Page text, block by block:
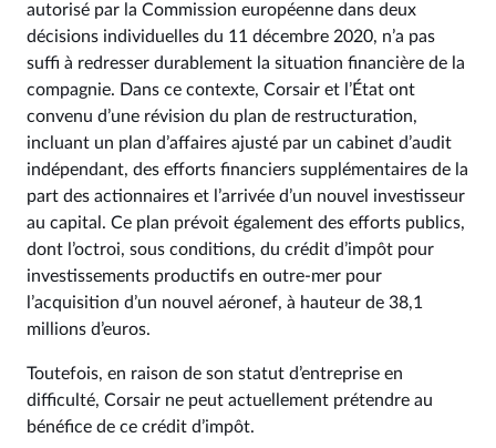
autorisé par la Commission européenne dans deux
décisions individuelles du 11 décembre 2020, n’a pas
suffi à redresser durablement la situation financière de la
compagnie. Dans ce contexte, Corsair et l’État ont
convenu d’une révision du plan de restructuration,
incluant un plan d’affaires ajusté par un cabinet d’audit
indépendant, des efforts financiers supplémentaires de la
part des actionnaires et l’arrivée d’un nouvel investisseur
au capital. Ce plan prévoit également des efforts publics,
dont l’octroi, sous conditions, du crédit d’impôt pour
investissements productifs en outre-mer pour
l’acquisition d’un nouvel aéronef, à hauteur de 38,1
millions d’euros.
Toutefois, en raison de son statut d’entreprise en
difficulté, Corsair ne peut actuellement prétendre au
bénéfice de ce crédit d’impôt.